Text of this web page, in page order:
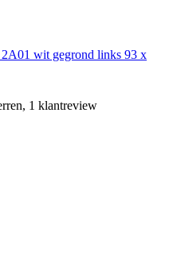
wit gegrond links 93 x
1 klantreview